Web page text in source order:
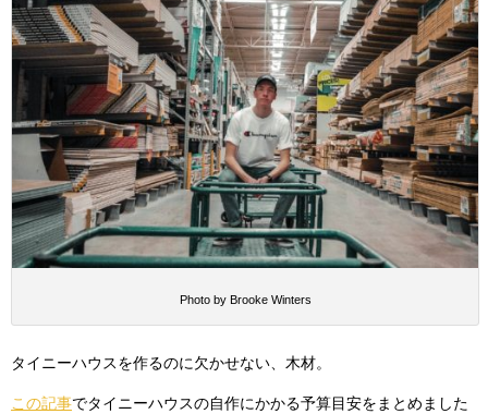
Photo by Brooke Winters
タイニーハウスを作るのに欠かせない、木材。
この記事でタイニーハウスの自作にかかる予算目安をまとめました
Mole &Otter`s Tinyhouse Hotel